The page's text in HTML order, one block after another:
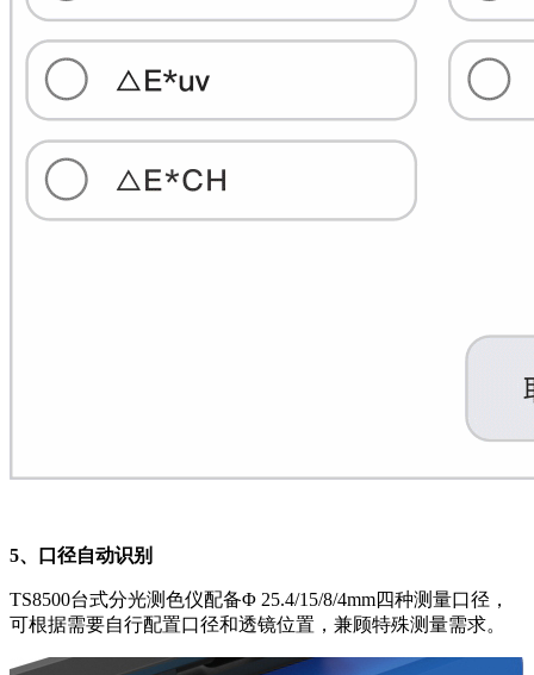
5、口径自动识别
TS8500台式分光测色仪配备Φ 25.4/15/8/4mm四种测量口径，
可根据需要自行配置口径和透镜位置，兼顾特殊测量需求。